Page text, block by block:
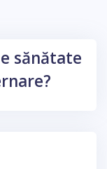
sănătate